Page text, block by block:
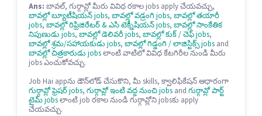
Ans: బావల్, గుర్గావ్లో మీరు వివిధ రకాల jobs apply చేయవచ్చు,
బావల్లో బ్యూటీషియన్ jobs, బావల్లో వడ్రంగి jobs, బావల్లో తయారీ
jobs, బావల్లో రిఫ్రిజిరేటర్ & ఎసి టెక్నీషియన్ jobs, బావల్లో సాంకేతిక
నిపుణుడు jobs, బావల్లో డెలివరీ jobs, బావల్లో కుక్ / చెఫ్ jobs,
బావల్లో శ్రమ/సహాయకుడు jobs, బావల్లో గిడ్డంగి / లాజిస్టిక్స్ jobs and
బావల్లో చిత్రకారుడు jobsలాంటి వాటిలో వివిధ కేటగిరీల నుండి మీరు
jobs ఎంచుకోవచ్చు.
Job Hai appను డౌన్‌లోడ్ చేసుకొని, మీ skills, క్వాలిఫికేషన్ ఆధారంగా
గుర్గావ్లో ఫ్రెషర్ jobs, గుర్గావ్లో ఇంటి వద్ద నుంచి jobs and గుర్గావ్లో పార్ట్
టైమ్ jobsలాంటి job రకాల నుండి గుర్గావ్లోని jobsకు apply
చేయవచ్చు.